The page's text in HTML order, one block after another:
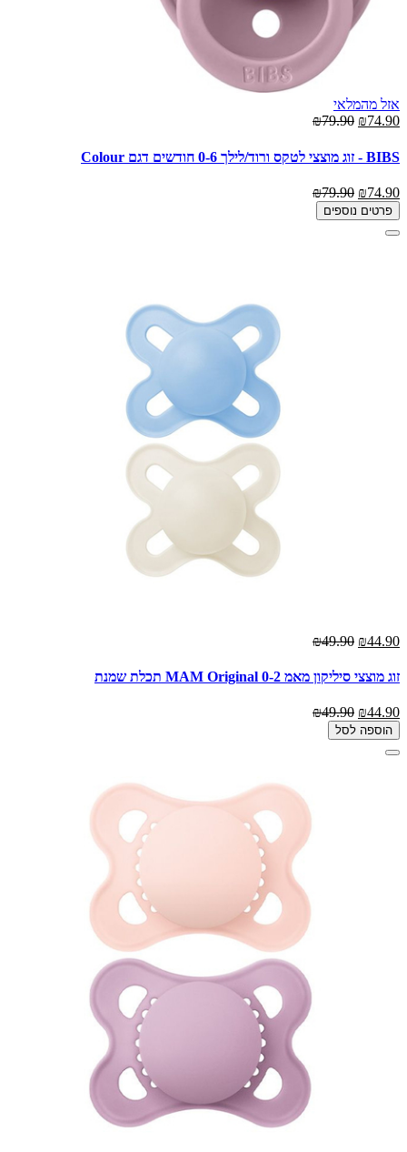
אזל מהמלאי
₪74.90
₪79.90
BIBS - זוג מוצצי לטקס ורוד/לילך 0-6 חודשים דגם Colour
₪74.90
₪79.90
פרטים נוספים
₪44.90
₪49.90
זוג מוצצי סיליקון מאמ MAM Original 0-2 תכלת שמנת
₪44.90
₪49.90
הוספה לסל